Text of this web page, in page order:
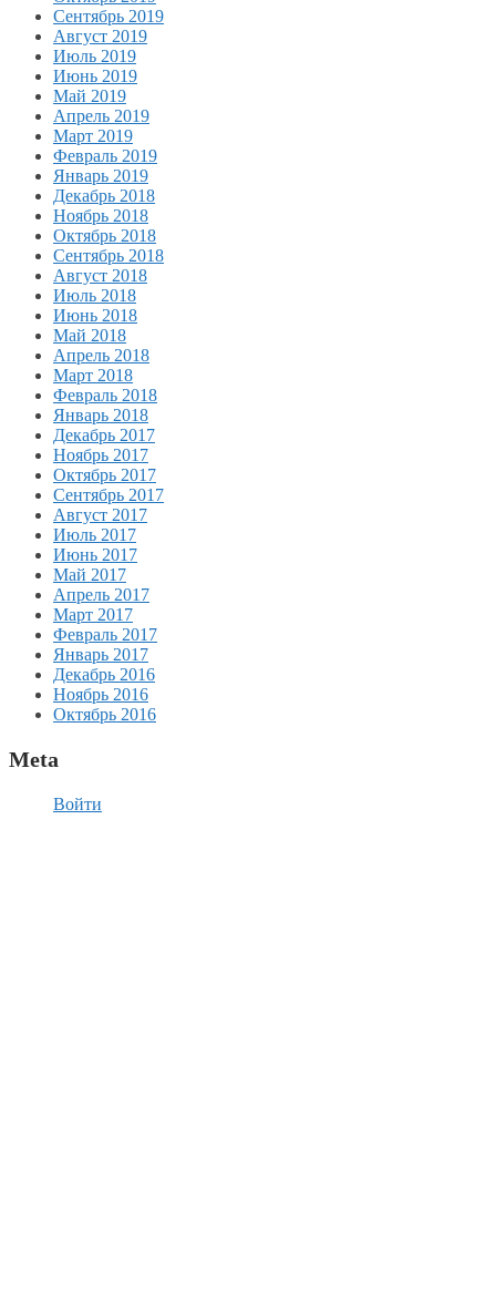
Сентябрь 2019
Август 2019
Июль 2019
Июнь 2019
Май 2019
Апрель 2019
Март 2019
Февраль 2019
Январь 2019
Декабрь 2018
Ноябрь 2018
Октябрь 2018
Сентябрь 2018
Август 2018
Июль 2018
Июнь 2018
Май 2018
Апрель 2018
Март 2018
Февраль 2018
Январь 2018
Декабрь 2017
Ноябрь 2017
Октябрь 2017
Сентябрь 2017
Август 2017
Июль 2017
Июнь 2017
Май 2017
Апрель 2017
Март 2017
Февраль 2017
Январь 2017
Декабрь 2016
Ноябрь 2016
Октябрь 2016
Meta
Войти